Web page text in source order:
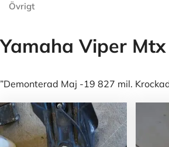
Övrigt
Yamaha Viper
”Demonterad Maj -19 827 mil.